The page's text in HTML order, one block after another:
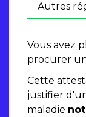
Autres
Vous avez
procurer
Cette
justifier
maladie